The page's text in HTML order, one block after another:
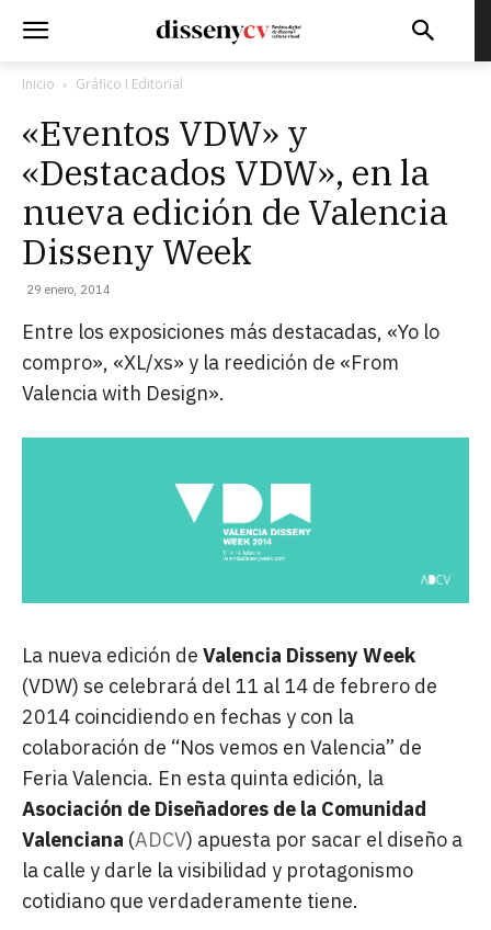
Inicio Gráfico I Editorial
«Eventos VDW» y
«Destacados VDW», en la
nueva edición de Valencia
Disseny Week
29 enero, 2014
Entre los exposiciones más destacadas, «Yo lo
compro», «XL/xs» y la reedición de «From
Valencia with Design».
La nueva edición de Valencia Disseny Week
(VDW) se celebrará del 11 al 14 de febrero de
2014 coincidiendo en fechas y con la
colaboración de “Nos vemos en Valencia” de
Feria Valencia. En esta quinta edición, la
Asociación de Diseñadores de la Comunidad
Valenciana (ADCV) apuesta por sacar el diseño a
la calle y darle la visibilidad y protagonismo
cotidiano que verdaderamente tiene.